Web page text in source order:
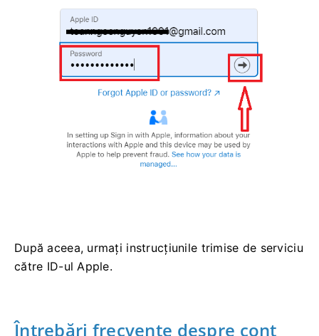
După aceea, urmați instrucțiunile trimise de serviciu
către ID-ul Apple.
Întrebări frecvente despre cont